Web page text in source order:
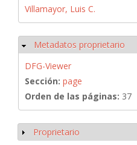
Villamayor, Luis C.
Ocultar
Metadatos proprietario
DFG-Viewer
Sección: page
Orden de las páginas: 37
Mostrar
Proprietario